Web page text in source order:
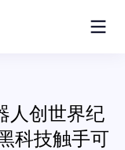
人创世界纪
科技触手可